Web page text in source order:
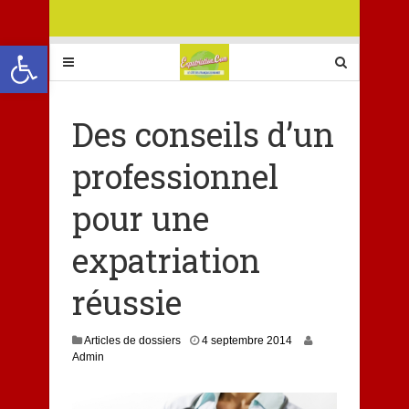
Ouvrir la barre d’outils
Des conseils d’un
professionnel
pour une
expatriation
réussie
Articles de dossiers 4 septembre 20141
v
Admin